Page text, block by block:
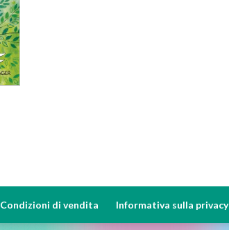
Condizioni di vendita Informativa sulla privacy